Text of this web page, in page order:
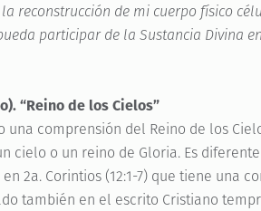
reconstrucción de mi cuerpo físico
participar de la Sustancia Divina
“Reino de los Cielos”
una comprensión del Reino de los
cielo o un reino de Gloria. Es
2a. Corintios (12:1-7) que tiene una
también en el escrito Cristiano